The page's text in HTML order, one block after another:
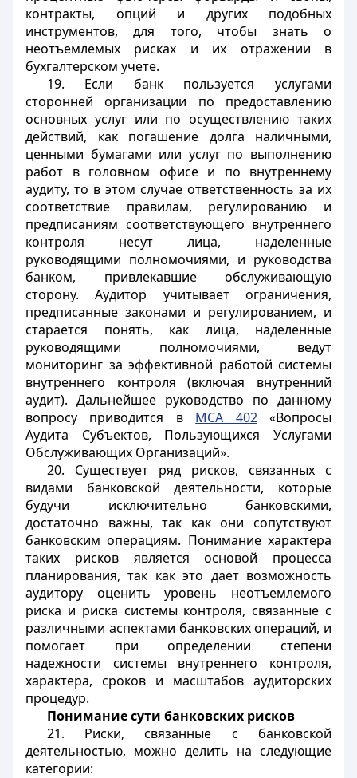
контракты, опций и других подобных
инструментов, для того, чтобы знать о
неотъемлемых рисках и их отражении в
бухгалтерском учете.
19. Если банк пользуется услугами
сторонней организации по предоставлению
основных услуг или по осуществлению таких
действий, как погашение долга наличными,
ценными бумагами или услуг по выполнению
работ в головном офисе и по внутреннему
аудиту, то в этом случае ответственность за их
соответствие правилам, регулированию и
предписаниям соответствующего внутреннего
контроля несут лица, наделенные
руководящими полномочиями, и руководства
банком, привлекавшие обслуживающую
сторону. Аудитор учитывает ограничения,
предписанные законами и регулированием, и
старается понять, как лица, наделенные
руководящими полномочиями, ведут
мониторинг за эффективной работой системы
внутреннего контроля (включая внутренний
аудит). Дальнейшее руководство по данному
вопросу приводится в МСА 402«Вопросы
Аудита Субъектов, Пользующихся Услугами
Обслуживающих Организаций».
20. Существует ряд рисков, связанных с
видами банковской деятельности, которые
будучи исключительно банковскими,
достаточно важны, так как они сопутствуют
банковским операциям. Понимание характера
таких рисков является основой процесса
планирования, так как это дает возможность
аудитору оценить уровень неотъемлемого
риска и риска системы контроля, связанные с
различными аспектами банковских операций, и
помогает при определении степени
надежности системы внутреннего контроля,
характера, сроков и масштабов аудиторских
процедур.
Понимание сути банковских рисков
21. Риски, связанные с банковской
деятельностью, можно делить на следующие
категории: